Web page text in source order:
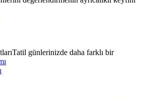
günlerinizde daha farklı bir